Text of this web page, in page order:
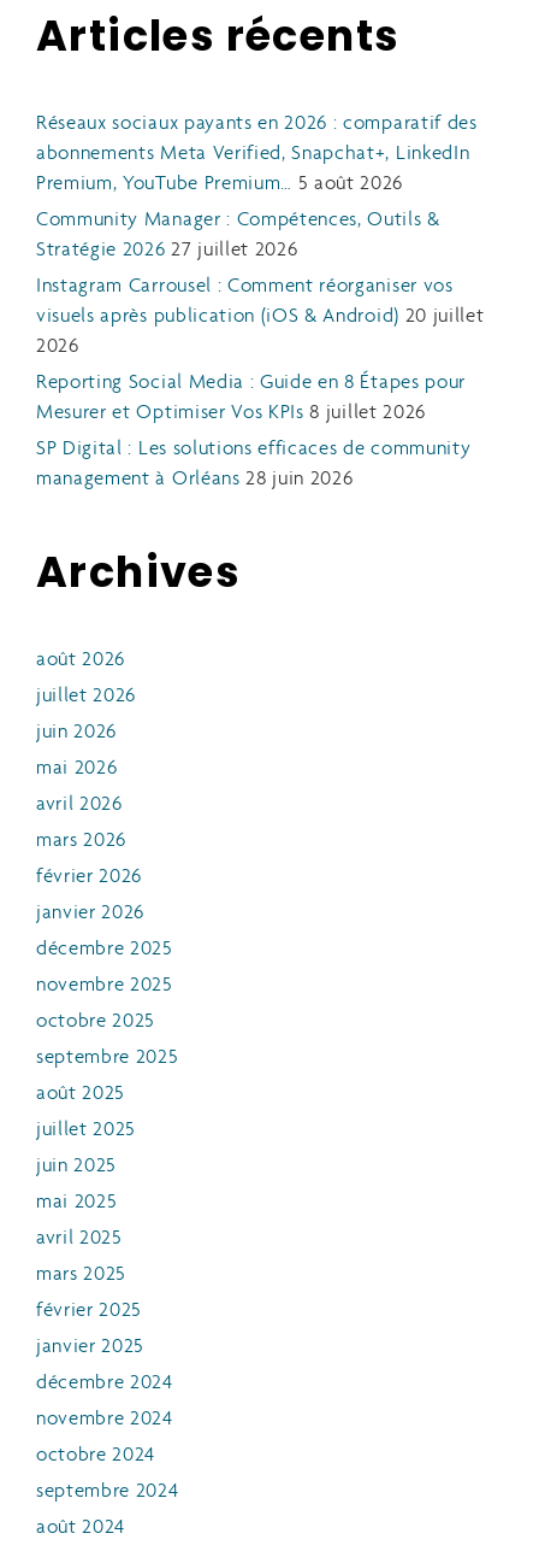
Articles récents
Réseaux sociaux payants en 2026 : comparatif des
abonnements Meta Verified, Snapchat+, LinkedIn
Premium, YouTube Premium… 5 août 2026
Community Manager : Compétences, Outils &
Stratégie 2026 27 juillet 2026
Instagram Carrousel : Comment réorganiser vos
visuels après publication (iOS & Android) 20 juillet
2026
Reporting Social Media : Guide en 8 Étapes pour
Mesurer et Optimiser Vos KPIs 8 juillet 2026
SP Digital : Les solutions efficaces de community
management à Orléans 28 juin 2026
Archives
août 2026
juillet 2026
juin 2026
mai 2026
avril 2026
mars 2026
février 2026
janvier 2026
décembre 2025
novembre 2025
octobre 2025
septembre 2025
août 2025
juillet 2025
juin 2025
mai 2025
avril 2025
mars 2025
février 2025
janvier 2025
décembre 2024
novembre 2024
octobre 2024
septembre 2024
août 2024